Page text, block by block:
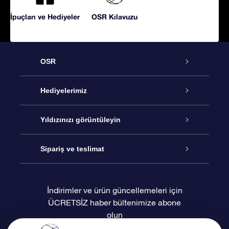
İpuçları ve Hediyeler OSR Kılavuzu
OSR
Hizmet
İletişim
Blogu
Değerlendirmeler
Hediyelerimiz
Çevrimiçi Yıldız Hediyesi
OSR Hediye Paketi
OSR Hediye Kartı
Yıldızınızı görüntüleyin
Star Register
Kişiselleştirilmiş Yıldız Sayfası
Sipariş ve teslimat
Ödeme bilgileri
İndirimler ve ürün güncellemeleri için
ÜCRETSİZ haber bültenimize abone
olun